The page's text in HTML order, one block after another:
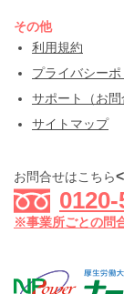
その他
利用規約
プライバシーポ
サポート（お問
サイトマップ
お問合せはこちら
※事業所ごとの問